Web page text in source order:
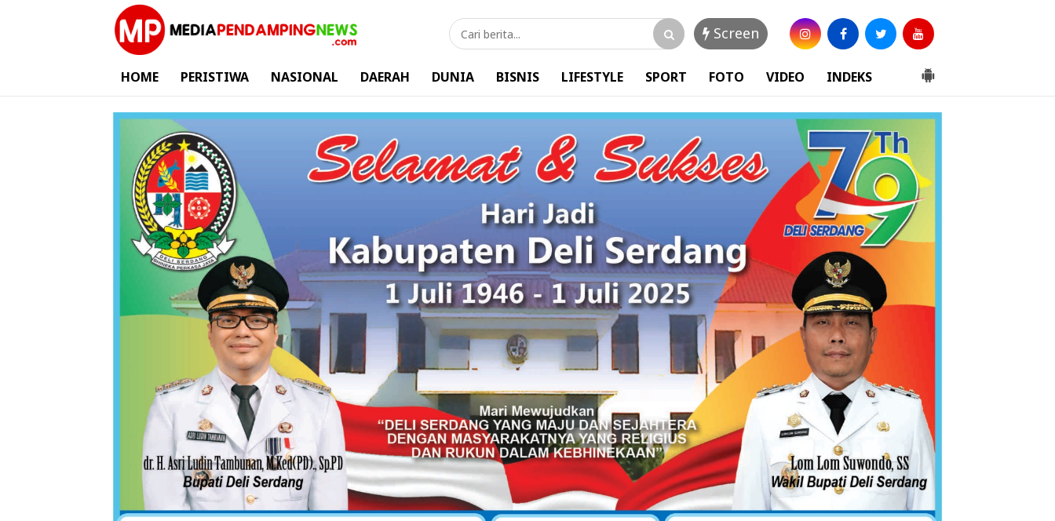
Screen
HOME PERISTIWA NASIONAL DAERAH DUNIA BISNIS LIFESTYLE SPORT FOTO VIDEO INDEKS